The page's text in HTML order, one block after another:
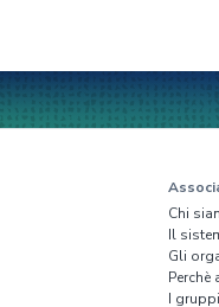
Chi
Il
Gli
Perchè
I